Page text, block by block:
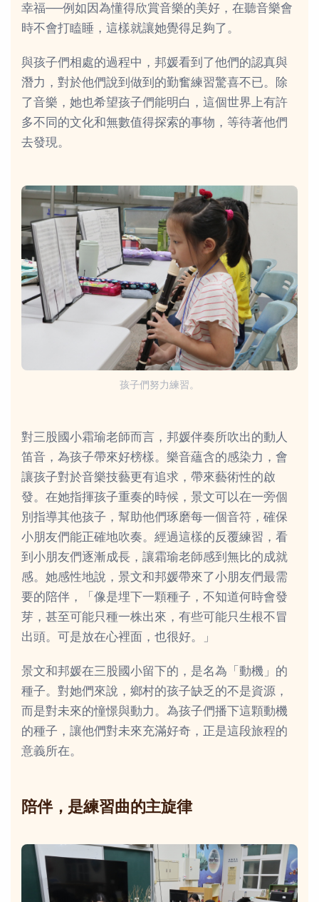
幸福──例如因為懂得欣賞音樂的美好，在聽音樂會
時不會打瞌睡，這樣就讓她覺得足夠了。
與孩子們相處的過程中，邦媛看到了他們的認真與
潛力，對於他們說到做到的勤奮練習驚喜不已。除
了音樂，她也希望孩子們能明白，這個世界上有許
多不同的文化和無數值得探索的事物，等待著他們
去發現。
孩子們努力練習。
對三股國小霜瑜老師而言，邦媛伴奏所吹出的動人
笛音，為孩子帶來好榜樣。樂音蘊含的感染力，會
讓孩子對於音樂技藝更有追求，帶來藝術性的啟
發。在她指揮孩子重奏的時候，景文可以在一旁個
別指導其他孩子，幫助他們琢磨每一個音符，確保
小朋友們能正確地吹奏。經過這樣的反覆練習，看
到小朋友們逐漸成長，讓霜瑜老師感到無比的成就
感。她感性地說，景文和邦媛帶來了小朋友們最需
要的陪伴，「像是埋下一顆種子，不知道何時會發
芽，甚至可能只種一株出來，有些可能只生根不冒
出頭。可是放在心裡面，也很好。」
景文和邦媛在三股國小留下的，是名為「動機」的
種子。對她們來說，鄉村的孩子缺乏的不是資源，
而是對未來的憧憬與動力。為孩子們播下這顆動機
的種子，讓他們對未來充滿好奇，正是這段旅程的
意義所在。
陪伴，是練習曲的主旋律